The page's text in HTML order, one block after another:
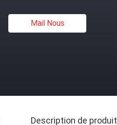
Mail Nous
Description de produit